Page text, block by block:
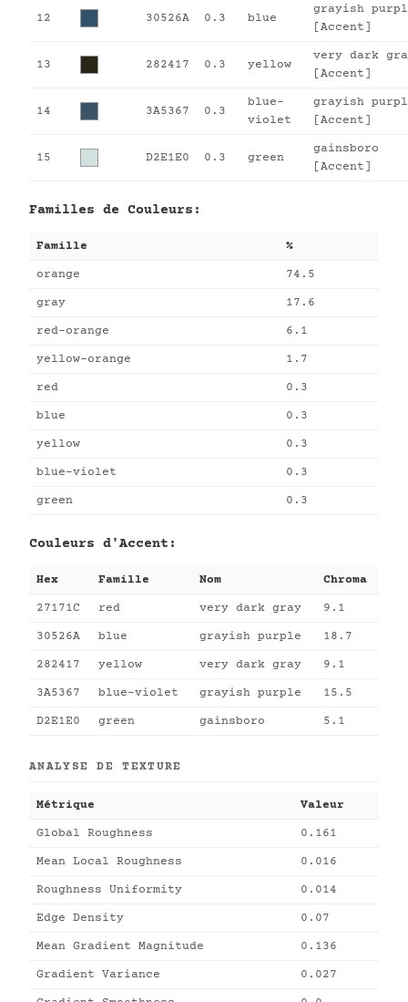
12 30526A 0.3 blue
grayish
[Accent]
13 282417 0.3 yellow
very dark
[Accent]
14 3A5367 0.3
blue-
violet
grayish
[Accent]
15 D2E1E0 0.3 green
gainsboro
[Accent]
Familles de Couleurs:
Famille %
orange 74.5
gray 17.6
red-orange 6.1
yellow-orange 1.7
red 0.3
blue 0.3
yellow 0.3
blue-violet 0.3
green 0.3
Couleurs d'Accent:
Hex Famille Nom Chroma
27171C red very dark gray 9.1
30526A blue grayish purple 18.7
282417 yellow very dark gray 9.1
3A5367 blue-violet grayish purple 15.5
D2E1E0 green gainsboro 5.1
ANALYSE DE TEXTURE
Métrique Valeur
Global Roughness 0.161
Mean Local Roughness 0.016
Roughness Uniformity 0.014
Edge Density 0.07
Mean Gradient Magnitude 0.136
Gradient Variance 0.027